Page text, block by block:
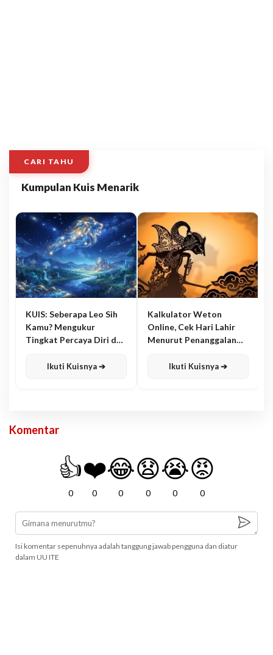
CARI TAHU
Kumpulan Kuis Menarik
KUIS: Seberapa Leo Sih
Kamu? Mengukur
Tingkat Percaya Diri dan
Ikuti Kuisnya ➔
Kalkulator Weton
Online, Cek Hari Lahir
Menurut Penanggalan
Ikuti Kuisnya ➔
Komentar
👍
0
❤️
0
😂
0
😧
0
😭
0
😡
0
Isi komentar sepenuhnya adalah tanggung jawab pengguna dan diatur
dalam UU ITE